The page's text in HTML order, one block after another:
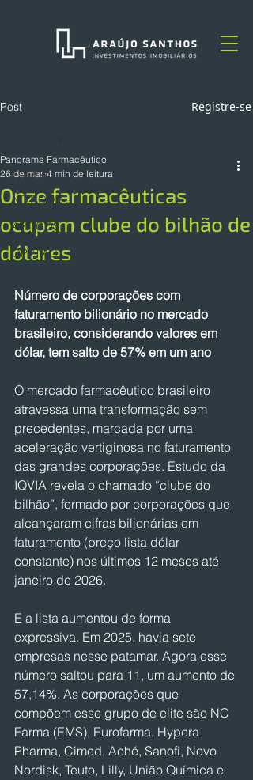
Post Registre-se
TODOS
NOTÍCIAS
ARTIGOS
OPINIÃO
Onze farmacêuticas
ocupam clube do bilhão de
dólares
Panorama Farmacêutico
26 de mar. 4 min de leitura
Número de corporações com
faturamento bilionário no mercado
brasileiro, considerando valores em
dólar, tem salto de 57% em um ano
O mercado farmacêutico brasileiro
atravessa uma transformação sem
precedentes, marcada por uma
aceleração vertiginosa no faturamento
das grandes corporações. Estudo da
IQVIA revela o chamado “clube do
bilhão”, formado por corporações que
alcançaram cifras bilionárias em
faturamento (preço lista dólar
constante) nos últimos 12 meses até
janeiro de 2026.
E a lista aumentou de forma
expressiva. Em 2025, havia sete
empresas nesse patamar. Agora esse
número saltou para 11, um aumento de
57,14%. As corporações que
compõem esse grupo de elite são NC
Farma (EMS), Eurofarma, Hypera
Pharma, Cimed, Aché, Sanofi, Novo
Nordisk, Teuto, Lilly, União Química e